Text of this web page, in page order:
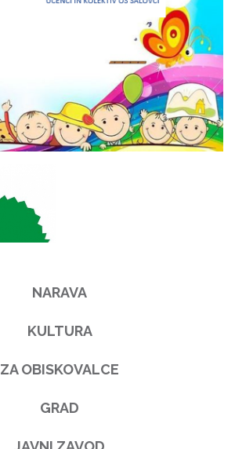
NARAVA
KULTURA
ZA OBISKOVALCE
GRAD